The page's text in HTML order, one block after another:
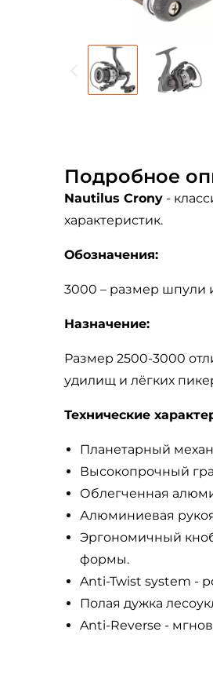
Подробное
Nautilus Crony -
характеристик.
Обозначения:
3000 – размер шпули
Назначение:
Размер 2500-3000
удилищ и лёгких
Технические
Планетарный
Высокопрочный
Облегченная
Алюминиевая
Эргономичный
формы.
Anti-Twist system -
Полая дужка
Anti-Reverse -